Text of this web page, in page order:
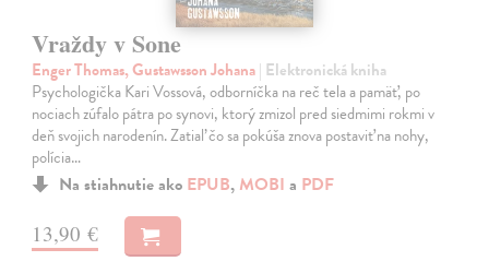
Vraždy v Sone
Enger Thomas, Gustawsson Johana| Elektronická kniha
Psychologička Kari Vossová, odborníčka na reč tela a pamäť, po
nociach zúfalo pátra po synovi, ktorý zmizol pred siedmimi rokmi v
deň svojich narodenín. Zatiaľ čo sa pokúša znova postaviť na nohy,
polícia…
Na stiahnutie ako EPUB, MOBI a PDF
13,90 €